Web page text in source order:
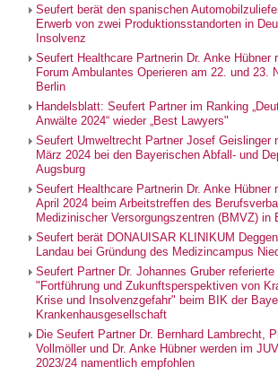
Seufert berät den spanischen
Erwerb von zwei Produktionsstandorten in
Insolvenz
Seufert Healthcare Partnerin Dr. Anke Hübner
Forum Ambulantes Operieren am 22. und 23.
Berlin
Handelsblatt: Seufert Partner im Ranking
Anwälte 2024“ wieder „Best Lawyers"
Seufert Umweltrecht Partner Josef Geislinger
März 2024 bei den Bayerischen Abfall- und
Augsburg
Seufert Healthcare Partnerin Dr. Anke Hübner
April 2024 beim Arbeitstreffen des
Medizinischer Versorgungszentren (BMVZ) in
Seufert berät DONAUISAR KLINIKUM
Landau bei Gründung des Medizincampus
Seufert Partner Dr. Johannes Gruber
"Fortführung und Zukunftsperspektiven von
Krise und Insolvenzgefahr" beim BIK der
Krankenhausgesellschaft
Die Seufert Partner Dr. Bernhard Lambrecht,
Vollmöller und Dr. Anke Hübner werden im
2023/24 namentlich empfohlen